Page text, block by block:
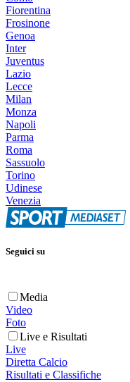
Fiorentina
Frosinone
Genoa
Inter
Juventus
Lazio
Lecce
Milan
Monza
Napoli
Parma
Roma
Sassuolo
Torino
Udinese
Venezia
Seguici su
Media
Video
Foto
Live e Risultati
Live
Diretta Calcio
Risultati e Classifiche